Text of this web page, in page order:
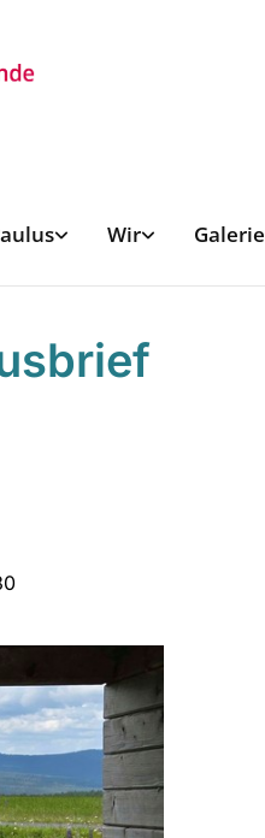
Wir Galerie